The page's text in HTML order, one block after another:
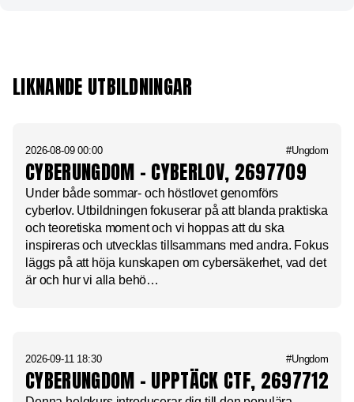
LIKNANDE UTBILDNINGAR
2026-08-09 00:00 #Ungdom
CYBERUNGDOM – CYBERLOV, 2697709
Under både sommar- och höstlovet genomförs
cyberlov. Utbildningen fokuserar på att blanda praktiska
och teoretiska moment och vi hoppas att du ska
inspireras och utvecklas tillsammans med andra. Fokus
läggs på att höja kunskapen om cybersäkerhet, vad det
är och hur vi alla behö…
2026-09-11 18:30 #Ungdom
CYBERUNGDOM – UPPTÄCK CTF, 2697712